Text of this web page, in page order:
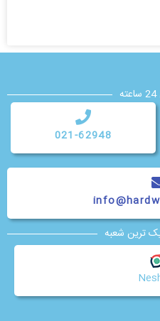
021-62948
ترین شعبه